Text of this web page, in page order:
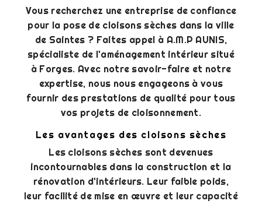
Vous recherchez une entreprise de confiance
pour la pose de cloisons sèches dans la ville
de Saintes ? Faites appel à A.M.P AUNIS,
spécialiste de l'aménagement intérieur situé
à Forges. Avec notre savoir-faire et notre
expertise, nous nous engageons à vous
fournir des prestations de qualité pour tous
vos projets de cloisonnement.
Les avantages des cloisons sèches
Les cloisons sèches sont devenues
incontournables dans la construction et la
rénovation d'intérieurs. Leur faible poids,
leur facilité de mise en œuvre et leur capacité